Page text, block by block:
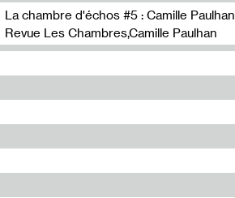
Resonance
La chambre d'échos #5 : Camille Paulhan
Revue Les Chambres,Camille Paulhan